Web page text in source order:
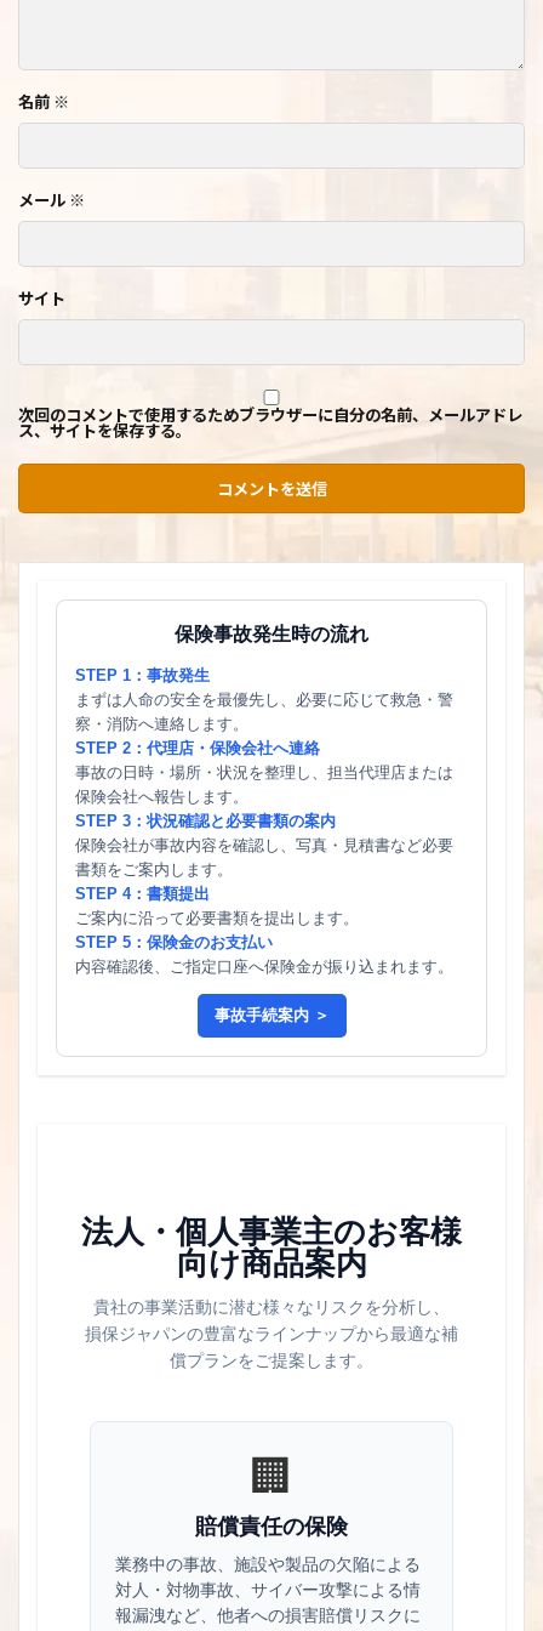
名前 ※
メール ※
サイト
次回のコメントで使用するためブラウザーに自分の名前、メールアドレ
ス、サイトを保存する。
保険事故発生時の流れ
STEP 1：事故発生
まずは人命の安全を最優先し、必要に応じて救急・警
察・消防へ連絡します。
STEP 2：代理店・保険会社へ連絡
事故の日時・場所・状況を整理し、担当代理店または
保険会社へ報告します。
STEP 3：状況確認と必要書類の案内
保険会社が事故内容を確認し、写真・見積書など必要
書類をご案内します。
STEP 4：書類提出
ご案内に沿って必要書類を提出します。
STEP 5：保険金のお支払い
内容確認後、ご指定口座へ保険金が振り込まれます。
事故手続案内 ＞
法人・個人事業主のお客様
向け商品案内
貴社の事業活動に潜む様々なリスクを分析し、
損保ジャパンの豊富なラインナップから最適な補
償プランをご提案します。
🏢
賠償責任の保険
業務中の事故、施設や製品の欠陥による
対人・対物事故、サイバー攻撃による情
報漏洩など、他者への損害賠償リスクに